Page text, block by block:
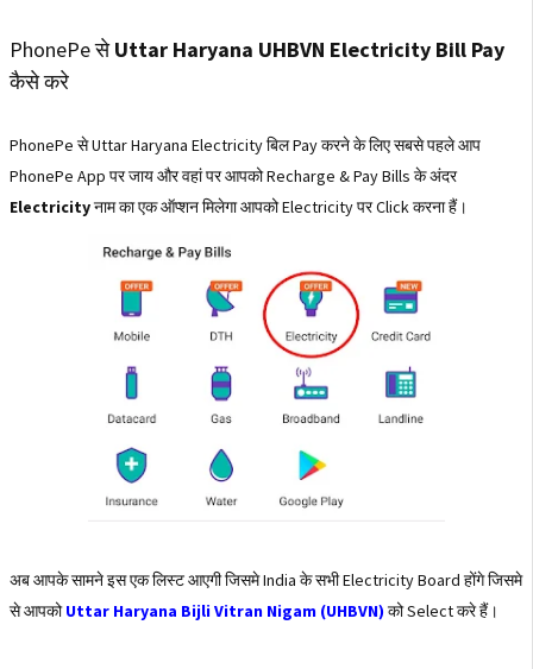
PhonePe सेUttar Haryana UHBVN Electricity Bill Pay
कैसे करे
PhonePe से Uttar Haryana Electricity बिल Pay करने के लिए सबसे पहले आप
PhonePe App पर जाय और वहां पर आपको Recharge & Pay Bills के अंदर
Electricityनाम का एक ऑप्शन मिलेगा आपको Electricity पर Click करना हैं।
अब आपके सामने इस एक लिस्ट आएगी जिसमे India के सभी Electricity Board होंगे जिसमे
से आपकोUttar Haryana Bijli Vitran Nigam (UHBVN) को Select करे हैं।